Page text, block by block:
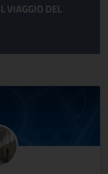
VIAGGIO DEL